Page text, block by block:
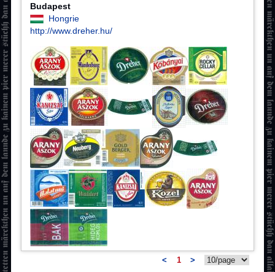
Budapest
Hongrie
http://www.dreher.hu/
< 1 >